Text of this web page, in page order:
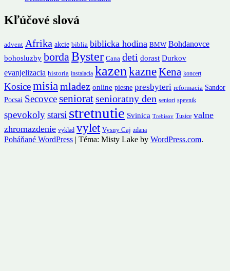
Kľúčové slová
advent Afrika akcie biblia biblicka hodina BMW Bohdanovce
bohosluzby bordaByster Cana deti dorast Durkov
evanjelizacia historia instalacia kazenkazneKena koncert
Kosicemisiamladez online piesne presbyteri reformacia Sandor
Pocsai Secovcesenioratsenioratny den seniori spevnik
spevokolystarsi stretnutie Svinica Trebisov Tusice valne
zhromazdenie vyklad vylet Vysny Caj zdana
Poháňané WordPress | Téma: Misty Lake by WordPress.com.